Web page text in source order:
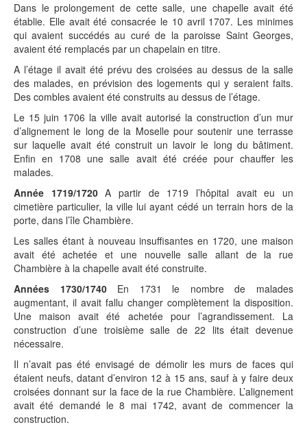
Dans le prolongement de cette salle, une chapelle avait été
établie. Elle avait été consacrée le 10 avril 1707. Les minimes
qui avaient succédés au curé de la paroisse Saint Georges,
avaient été remplacés par un chapelain en titre.
A l’étage il avait été prévu des croisées au dessus de la salle
des malades, en prévision des logements qui y seraient faits.
Des combles avaient été construits au dessus de l’étage.
Le 15 juin 1706 la ville avait autorisé la construction d’un mur
d’alignement le long de la Moselle pour soutenir une terrasse
sur laquelle avait été construit un lavoir le long du bâtiment.
Enfin en 1708 une salle avait été créée pour chauffer les
malades.
Année 1719/1720A partir de 1719 l’hôpital avait eu un
cimetière particulier, la ville lui ayant cédé un terrain hors de la
porte, dans l’île Chambière.
Les salles étant à nouveau insuffisantes en 1720, une maison
avait été achetée et une nouvelle salle allant de la rue
Chambière à la chapelle avait été construite.
Années 1730/1740En 1731 le nombre de malades
augmentant, il avait fallu changer complètement la disposition.
Une maison avait été achetée pour l’agrandissement. La
construction d’une troisième salle de 22 lits était devenue
nécessaire.
Il n’avait pas été envisagé de démolir les murs de faces qui
étaient neufs, datant d’environ 12 à 15 ans, sauf à y faire deux
croisées donnant sur la face de la rue Chambière. L’alignement
avait été demandé le 8 mai 1742, avant de commencer la
construction.